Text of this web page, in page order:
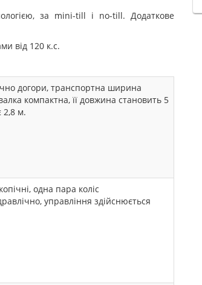
за mini-till і no-till. Додаткове
від 120 к.с.
догори, транспортна ширина
компактна, її довжина становить 5
2,8 м.
одна пара коліс
управління здійснюється